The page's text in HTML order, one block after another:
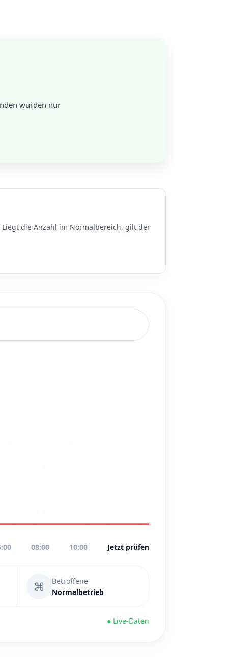
wurden nur
die Anzahl im Normalbereich, gilt der
08:00 10:00 Jetzt prüfen
⌘
Betroffene
Normalbetrieb
● Live-Daten